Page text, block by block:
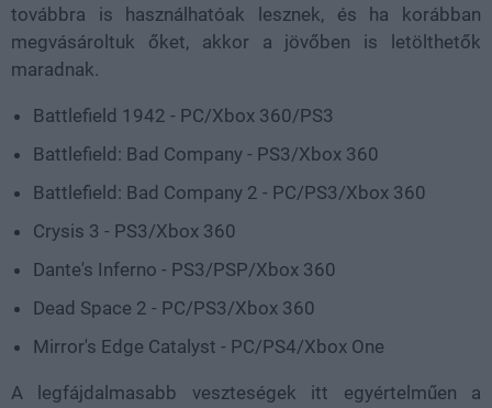
továbbra is használhatóak lesznek, és ha korábban
megvásároltuk őket, akkor a jövőben is letölthetők
maradnak.
Battlefield 1942 - PC/Xbox 360/PS3
Battlefield: Bad Company - PS3/Xbox 360
Battlefield: Bad Company 2 - PC/PS3/Xbox 360
Crysis 3 - PS3/Xbox 360
Dante's Inferno - PS3/PSP/Xbox 360
Dead Space 2 - PC/PS3/Xbox 360
Mirror's Edge Catalyst - PC/PS4/Xbox One
A legfájdalmasabb veszteségek itt egyértelműen a